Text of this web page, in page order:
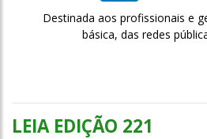
Destinada aos profissionais e
básica, das redes
LEIA EDIÇÃO 221